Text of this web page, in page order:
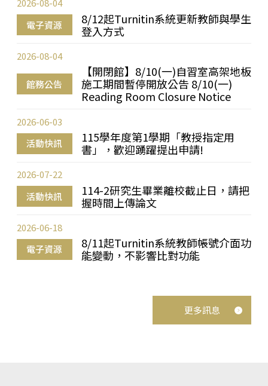
電子資源
8/12起Turnitin系統更新教師與學生
登入方式
2026-08-04
館務公告
【開閉館】8/10(一)自習室高架地板
施工期間暫停開放公告 8/10(一)
Reading Room Closure Notice
2026-08-04
活動快訊
115學年度第1學期「教授指定用
書」，歡迎踴躍提出申請!
2026-06-03
活動快訊
114-2研究生畢業離校截止日，請把
握時間上傳論文
2026-07-22
電子資源
8/11起Turnitin系統教師帳號介面功
能變動，不影響比對功能
2026-06-18
更多訊息